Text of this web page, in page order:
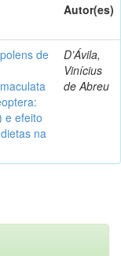
Autor(es)
de
e efeito
na
D’Ávila,
Vinícius
de Abreu